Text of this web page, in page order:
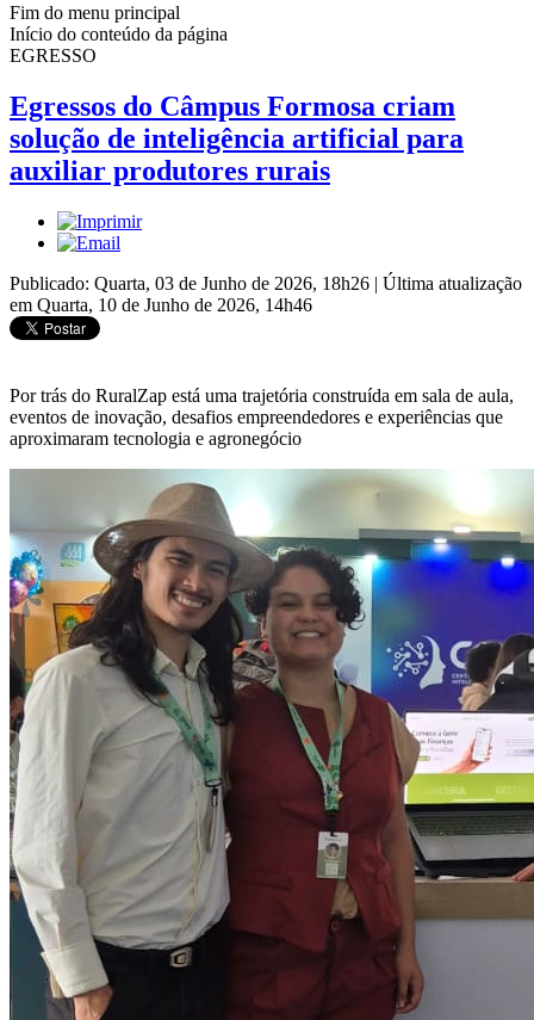
Fim do menu principal
Início do conteúdo da página
EGRESSO
Egressos do Câmpus Formosa criam
solução de inteligência artificial para
auxiliar produtores rurais
Publicado: Quarta, 03 de Junho de 2026, 18h26 | Última atualização
em Quarta, 10 de Junho de 2026, 14h46
Por trás do RuralZap está uma trajetória construída em sala de aula,
eventos de inovação, desafios empreendedores e experiências que
aproximaram tecnologia e agronegócio